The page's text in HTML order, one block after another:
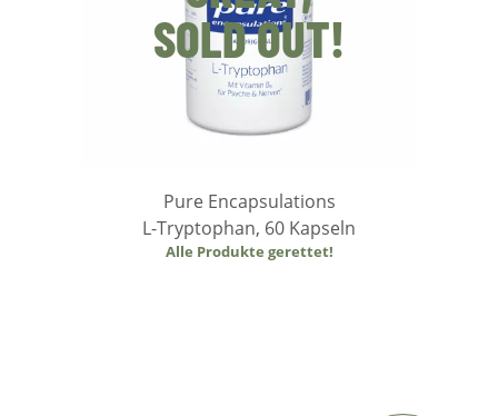
SOLD OUT!
Pure Encapsulations
L-Tryptophan, 60 Kapseln
Alle Produkte gerettet!